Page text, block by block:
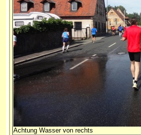
Achtung Wasser von rechts